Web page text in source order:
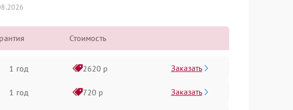
Стоимость
1 год 2620 р Заказать
1 год 720 р Заказать